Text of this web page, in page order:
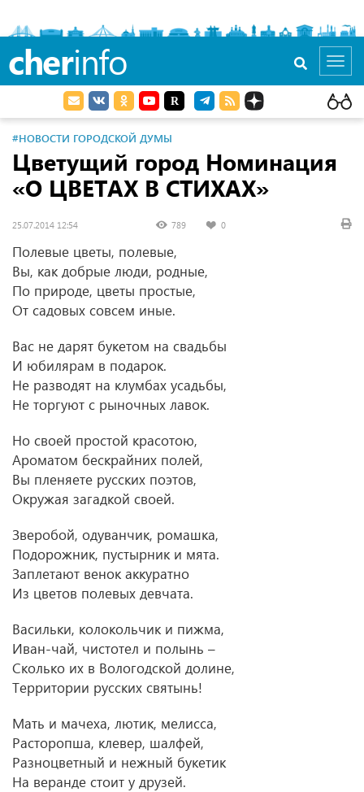
cherinfo
#НОВОСТИ ГОРОДСКОЙ ДУМЫ
Цветущий город Номинация
«О ЦВЕТАХ В СТИХАХ»
25.07.2014 12:54 789 0
Полевые цветы, полевые,
Вы, как добрые люди, родные,
По природе, цветы простые,
От садовых совсем иные.
Вас не дарят букетом на свадьбы
И юбилярам в подарок.
Не разводят на клумбах усадьбы,
Не торгуют с рыночных лавок.
Но своей простой красотою,
Ароматом бескрайних полей,
Вы пленяете русских поэтов,
Окружая загадкой своей.
Зверобой, одуванчик, ромашка,
Подорожник, пустырник и мята.
Заплетают венок аккуратно
Из цветов полевых девчата.
Васильки, колокольчик и пижма,
Иван-чай, чистотел и полынь –
Сколько их в Вологодской долине,
Территории русских святынь!
Мать и мачеха, лютик, мелисса,
Расторопша, клевер, шалфей,
Разноцветный и нежный букетик
На веранде стоит у друзей.